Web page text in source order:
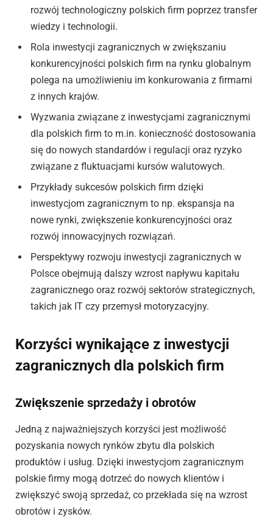
rozwój technologiczny polskich firm poprzez transfer
wiedzy i technologii.
Rola inwestycji zagranicznych w zwiększaniu
konkurencyjności polskich firm na rynku globalnym
polega na umożliwieniu im konkurowania z firmami
z innych krajów.
Wyzwania związane z inwestycjami zagranicznymi
dla polskich firm to m.in. konieczność dostosowania
się do nowych standardów i regulacji oraz ryzyko
związane z fluktuacjami kursów walutowych.
Przykłady sukcesów polskich firm dzięki
inwestycjom zagranicznym to np. ekspansja na
nowe rynki, zwiększenie konkurencyjności oraz
rozwój innowacyjnych rozwiązań.
Perspektywy rozwoju inwestycji zagranicznych w
Polsce obejmują dalszy wzrost napływu kapitału
zagranicznego oraz rozwój sektorów strategicznych,
takich jak IT czy przemysł motoryzacyjny.
Korzyści wynikające z inwestycji
zagranicznych dla polskich firm
Zwiększenie sprzedaży i obrotów
Jedną z najważniejszych korzyści jest możliwość
pozyskania nowych rynków zbytu dla polskich
produktów i usług. Dzięki inwestycjom zagranicznym
polskie firmy mogą dotrzeć do nowych klientów i
zwiększyć swoją sprzedaż, co przekłada się na wzrost
obrotów i zysków.